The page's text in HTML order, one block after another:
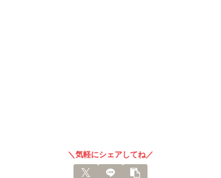
＼気軽にシェアしてね／